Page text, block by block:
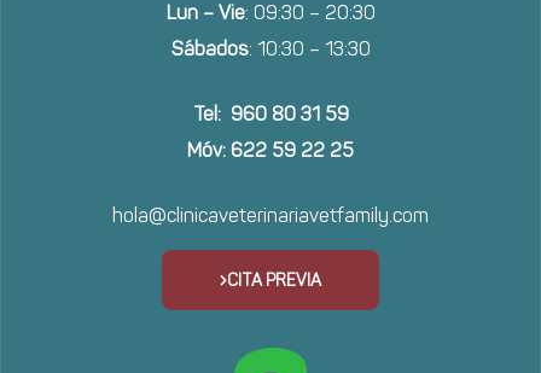
Lun – Vie: 09:30 – 20:30
Sábados: 10:30 – 13:30
Tel: 960 80 31 59
Móv: 622 59 22 25
hola@clinicaveterinariavetfamily.com
CITA PREVIA